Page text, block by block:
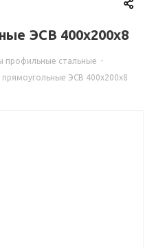
ЭСВ 400х200х8
профильные стальные -
ЭСВ 400х200х8